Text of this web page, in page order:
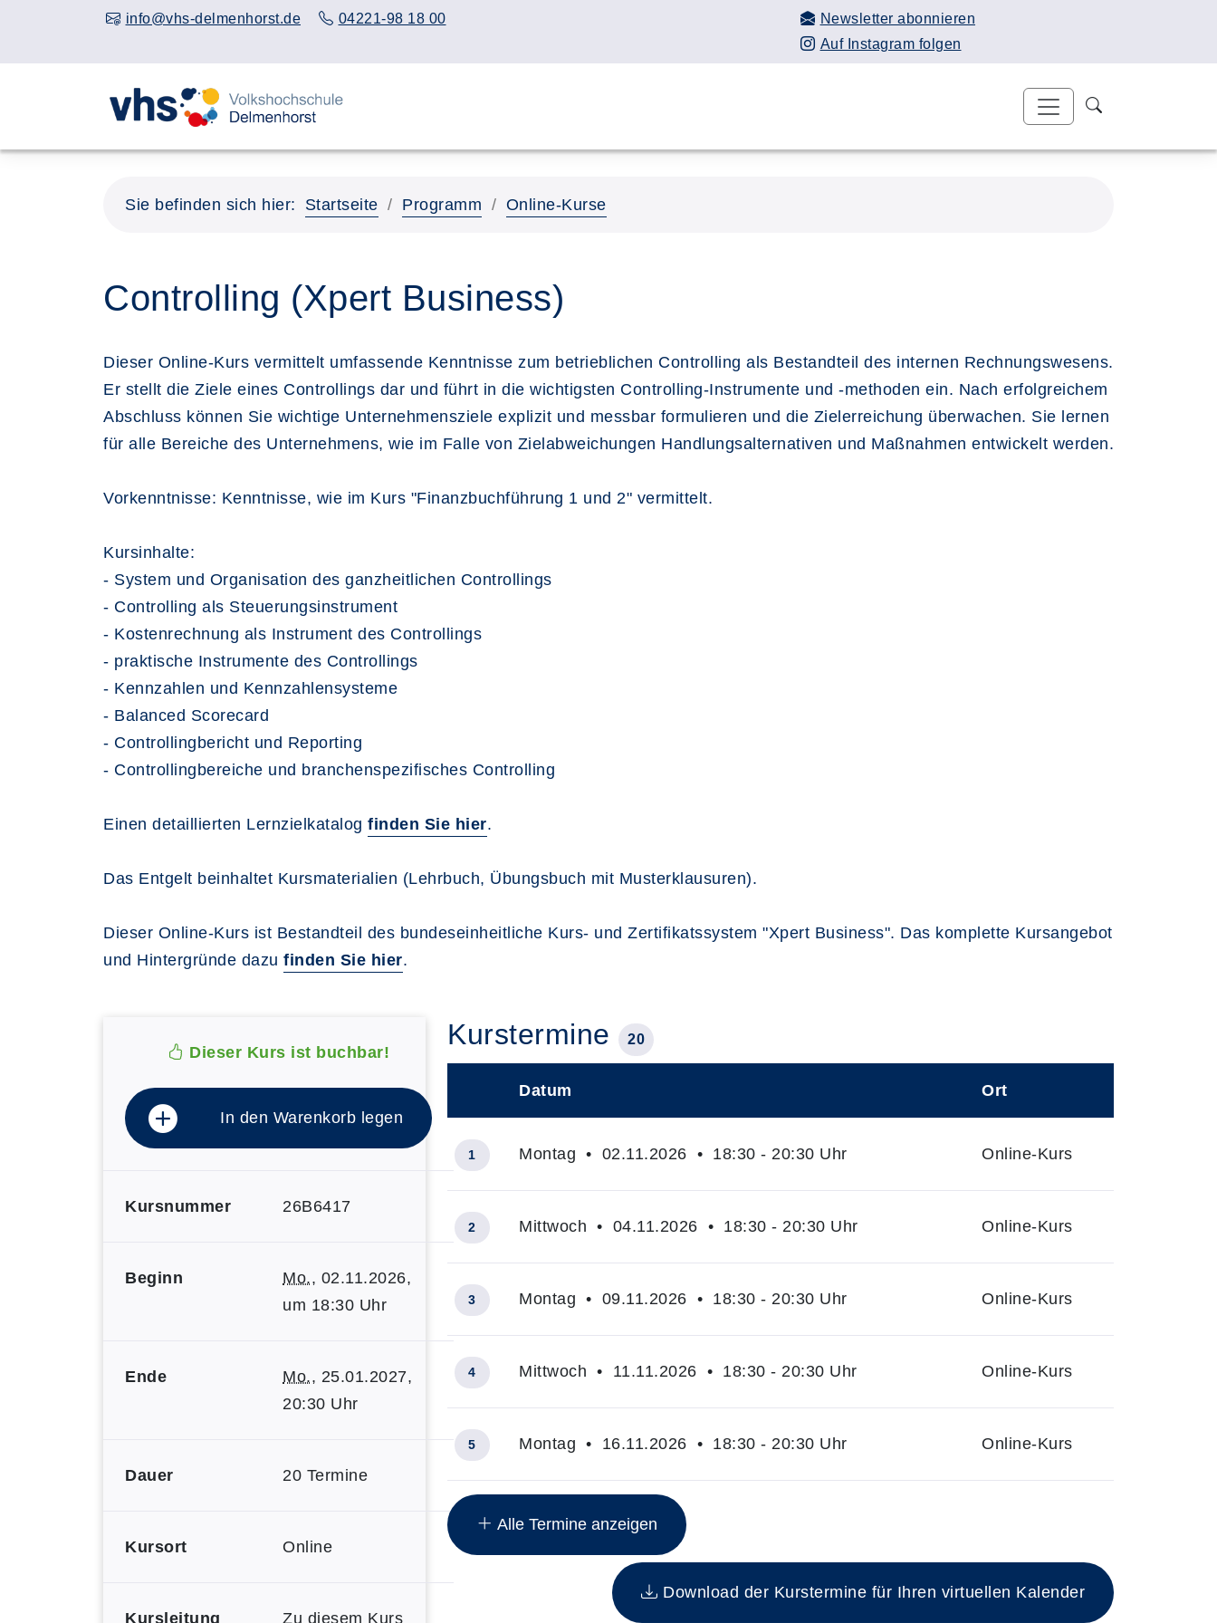
info@vhs-delmenhorst.de 04221-98 18 00
Newsletter abonnieren
Auf Instagram folgen
Sie befinden sich hier: Startseite Programm Online-Kurse
Controlling (Xpert Business)
Dieser Online-Kurs vermittelt umfassende Kenntnisse zum betrieblichen Controlling als Bestandteil des internen Rechnungswesens.
Er stellt die Ziele eines Controllings dar und führt in die wichtigsten Controlling-Instrumente und -methoden ein. Nach erfolgreichem
Abschluss können Sie wichtige Unternehmensziele explizit und messbar formulieren und die Zielerreichung überwachen. Sie lernen
für alle Bereiche des Unternehmens, wie im Falle von Zielabweichungen Handlungsalternativen und Maßnahmen entwickelt werden.
Vorkenntnisse: Kenntnisse, wie im Kurs "Finanzbuchführung 1 und 2" vermittelt.
Kursinhalte:
- System und Organisation des ganzheitlichen Controllings
- Controlling als Steuerungsinstrument
- Kostenrechnung als Instrument des Controllings
- praktische Instrumente des Controllings
- Kennzahlen und Kennzahlensysteme
- Balanced Scorecard
- Controllingbericht und Reporting
- Controllingbereiche und branchenspezifisches Controlling
Einen detaillierten Lernzielkatalog finden Sie hier.
Das Entgelt beinhaltet Kursmaterialien (Lehrbuch, Übungsbuch mit Musterklausuren).
Dieser Online-Kurs ist Bestandteil des bundeseinheitliche Kurs- und Zertifikatssystem "Xpert Business". Das komplette Kursangebot
und Hintergründe dazu finden Sie hier.
Dieser Kurs ist buchbar!
In den Warenkorb legen
Kursnummer 26B6417
Beginn Mo., 02.11.2026,
um 18:30 Uhr
Ende Mo., 25.01.2027,
20:30 Uhr
Dauer 20 Termine
Kursort Online
Kursleitung
Zu diesem Kurs
Kurstermine 20
Insgesamt gibt es 20 Termine zum diesen Kurs
Datum Ort
1 Montag • 02.11.2026 • 18:30 - 20:30 Uhr Online-Kurs
2 Mittwoch • 04.11.2026 • 18:30 - 20:30 Uhr Online-Kurs
3 Montag • 09.11.2026 • 18:30 - 20:30 Uhr Online-Kurs
4 Mittwoch • 11.11.2026 • 18:30 - 20:30 Uhr Online-Kurs
5 Montag • 16.11.2026 • 18:30 - 20:30 Uhr Online-Kurs
Alle Termine anzeigen
Download der Kurstermine für Ihren virtuellen Kalender